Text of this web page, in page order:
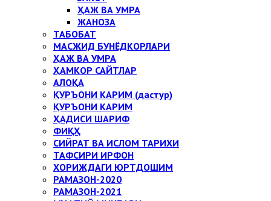
ҲАЖ ВА УМРА
ЖАНОЗА
ТАБОБАТ
МАСЖИД БУНЁДКОРЛАРИ
ҲАЖ ВА УМРА
ҲАМКОР САЙТЛАР
АЛОҚА
ҚУРЪОНИ КАРИМ (дастур)
ҚУРЪОНИ КАРИМ
ҲАДИСИ ШАРИФ
ФИҚҲ
СИЙРАТ ВА ИСЛОМ ТАРИХИ
ТАФСИРИ ИРФОН
ХОРИЖДАГИ ЮРТДОШИМ
РАМАЗОН-2020
РАМАЗОН-2021